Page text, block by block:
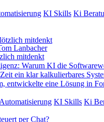
KI Skills Ki
Lanbacher
mitdenkt
Warum KI die
ein klar kalkulierbares
entwickelte eine Lösung in
KI Skills Ki